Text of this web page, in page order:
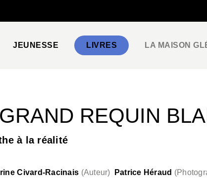
JEUNESSE LIVRES LA MAISON
REQUIN
à la réalité
Civard-Racinais (Auteur) Patrice Héraud (